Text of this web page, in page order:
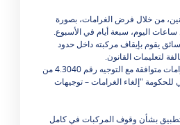
من خلال فرض الغرامات، بصورة
اليوم، سبعة أيام في الأسبوع.
يقوم بإيقاف مركبته داخل حدود
لتعليمات القانون.
ستكون سياسات إلغاء الغرامات متوافقة مع التوجيه رقم 4.3040 من
"إلغاء الغرامات – توجيهات
بشأن وقوف المركبات في كامل